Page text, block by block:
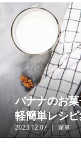
バナナのお
軽簡単レシ
2023.12.07 家事